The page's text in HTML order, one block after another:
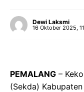
Dewi Laksmi
16 Oktober 2025,
PEMALANG –
(Sekda)